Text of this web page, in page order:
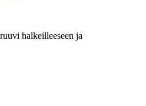
halkeilleeseen ja